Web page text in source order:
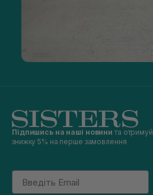
Підпишись на наші новини та отримуй
знижку 5% на перше замовлення
Email